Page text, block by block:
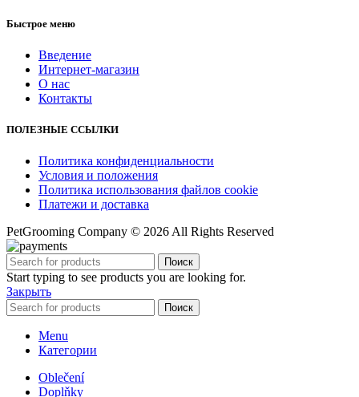
Быстрое меню
Введение
Интернет-магазин
О нас
Контакты
ПОЛЕЗНЫЕ ССЫЛКИ
Политика конфиденциальности
Условия и положения
Политика использования файлов cookie
Платежи и доставка
PetGrooming Company © 2026 All Rights Reserved
Поиск
Start typing to see products you are looking for.
Закрыть
Поиск
Menu
Категории
Oblečení
Doplňky